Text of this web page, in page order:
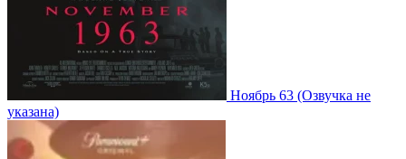
Ноябрь 63 (Озвучка не
указана)